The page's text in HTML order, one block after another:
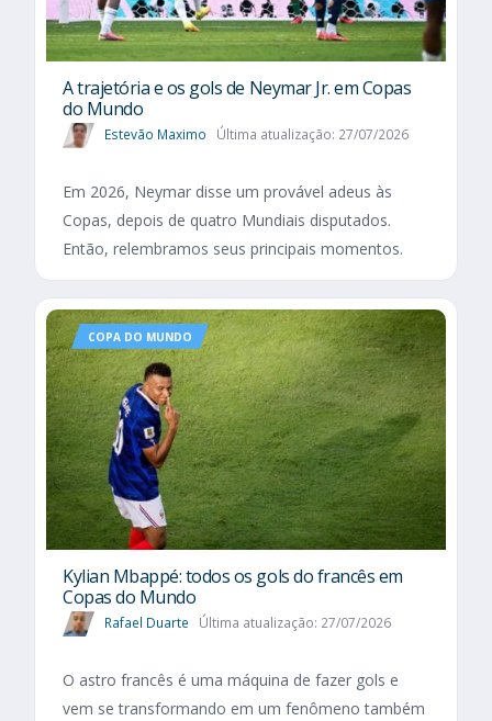
A trajetória e os gols de Neymar Jr. em Copas
do Mundo
Estevão Maximo Última atualização: 27/07/2026
Em 2026, Neymar disse um provável adeus às
Copas, depois de quatro Mundiais disputados.
Então, relembramos seus principais momentos.
COPA DO MUNDO
Kylian Mbappé: todos os gols do francês em
Copas do Mundo
Rafael Duarte Última atualização: 27/07/2026
O astro francês é uma máquina de fazer gols e
vem se transformando em um fenômeno também